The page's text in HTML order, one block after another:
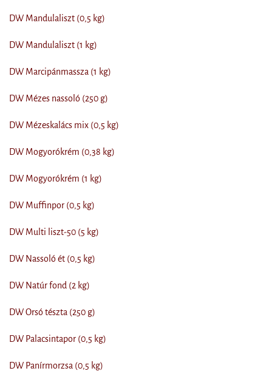
DW Mandulaliszt (0,5 kg)
DW Mandulaliszt (1 kg)
DW Marcipánmassza (1 kg)
DW Mézes nassoló (250 g)
DW Mézeskalács mix (0,5 kg)
DW Mogyorókrém (0,38 kg)
DW Mogyorókrém (1 kg)
DW Muffinpor (0,5 kg)
DW Multi liszt-50 (5 kg)
DW Nassoló ét (0,5 kg)
DW Natúr fond (2 kg)
DW Orsó tészta (250 g)
DW Palacsintapor (0,5 kg)
DW Panírmorzsa (0,5 kg)